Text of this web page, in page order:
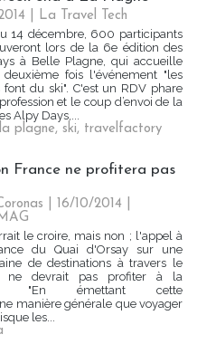
La Travel Tech
14 décembre, 600 participants
lors de la 6e édition des
à Belle Plagne, qui accueille
fois l'événement "les
font du ski". C'est un RDV phare
et le coup d’envoi de la
Alpy Days,...
la plagne, ski, travelfactory
France ne profitera pas
| 16/10/2014
le croire, mais non ; l'appel à
du Quai d'Orsay sur une
de destinations à travers le
ne devrait pas profiter à la
"En émettant cette
manière générale que voyager
les...